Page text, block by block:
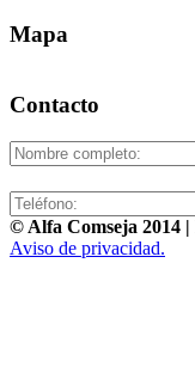
Mapa
This page
Contacto
© Alfa Comseja 2014 |
Aviso de privacidad.